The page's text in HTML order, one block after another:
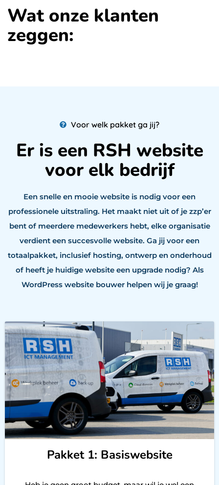
Wat onze klanten
zeggen:
Voor welk pakket ga jij?
Er is een RSH website
voor elk bedrijf
Een snelle en mooie website is nodig voor een
professionele uitstraling. Het maakt niet uit of je zzp’er
bent of meerdere medewerkers hebt, elke organisatie
verdient een succesvolle website. Ga jij voor een
totaalpakket, inclusief hosting, ontwerp en onderhoud
of heeft je huidige website een upgrade nodig? Als
WordPress website bouwer helpen wij je graag!
Pakket 1: Basiswebsite